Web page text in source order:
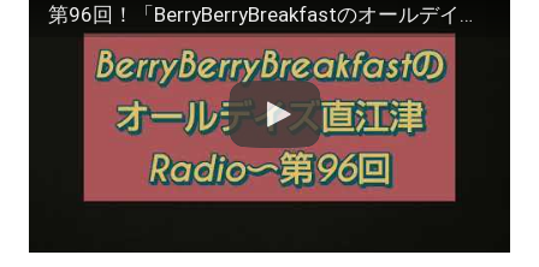
第96回！「BerryBerryBreakfastのオールデイズ直江津Radio」ヨーグルト田中とDJシューカイ